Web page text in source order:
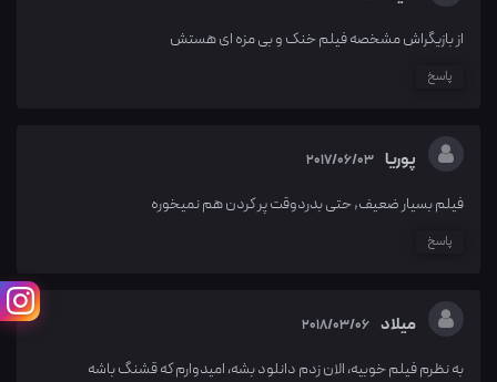
از بازیگراش مشخصه فیلم خنک و بی مزه ای هستش
پاسخ
پوریا 2017/06/03
فیلم بسیار ضعیف, حتی بدردوقت پر کردن هم نمیخوره
پاسخ
میلاد 2018/03/06
به نظرم فیلم خوبیه، الان زدم دانلود بشه، امیدوارم که قشنگ باشه